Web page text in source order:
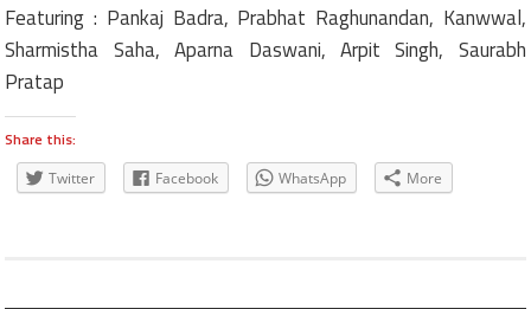
Featuring : Pankaj Badra, Prabhat Raghunandan, Kanwwal,
Sharmistha Saha, Aparna Daswani, Arpit Singh, Saurabh
Pratap
Share this:
Twitter Facebook WhatsApp More